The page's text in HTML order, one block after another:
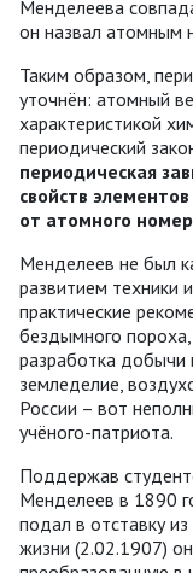
Менделеева
он назвал атомным
Таким образом,
уточнён: атомный
характеристикой
периодический
периодическая
свойств
от атомного
Менделеев не был
развитием техники
практические
бездымного пороха,
разработка добычи
земледелие,
России – вот
учёного-патриота.
Поддержав
Менделеев в 1890
подал в отставку
жизни (2.02.1907)